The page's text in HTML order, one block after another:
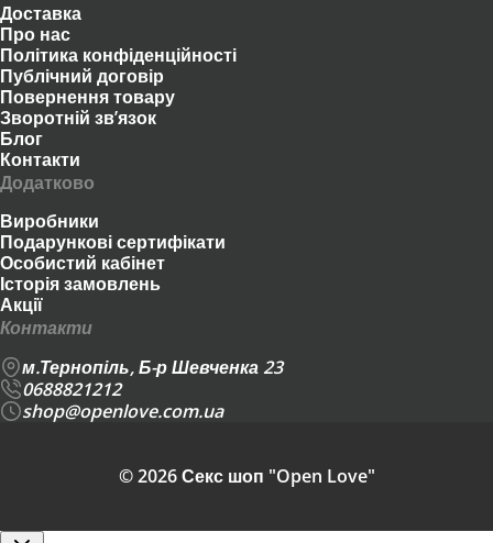
Доставка
Про нас
Політика конфіденційності
Публічний договір
Повернення товару
Зворотній зв’язок
Блог
Контакти
Додатково
Виробники
Подарункові сертифікати
Особистий кабінет
Історія замовлень
Акції
Контакти
м.Тернопіль, Б-р Шевченка 23
0688821212
shop@openlove.com.ua
© 2026 Секс шоп "Open Love"